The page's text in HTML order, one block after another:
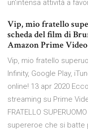
un'intensa attività a
Vip, mio fratello
scheda del film di
Amazon Prime
Vip, mio fratello
Infinity, Google Play,
online! 13 apr 2020
streaming su Prime
FRATELLO
supereroe che si batte